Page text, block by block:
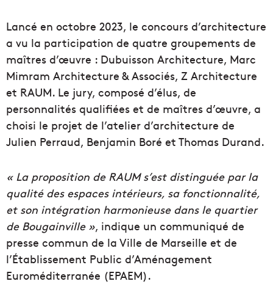
Lancé en octobre 2023, le concours d’architecture
a vu la participation de quatre groupements de
maîtres d’œuvre : Dubuisson Architecture, Marc
Mimram Architecture & Associés, Z Architecture
et RAUM. Le jury, composé d’élus, de
personnalités qualifiées et de maîtres d’œuvre, a
choisi le projet de l’atelier d’architecture de
Julien Perraud, Benjamin Boré et Thomas Durand.
« La proposition de RAUM s’est distinguée par la
qualité des espaces intérieurs, sa fonctionnalité,
et son intégration harmonieuse dans le quartier
de Bougainville », indique un communiqué de
presse commun de la Ville de Marseille et de
l’Établissement Public d’Aménagement
Euroméditerranée (EPAEM).